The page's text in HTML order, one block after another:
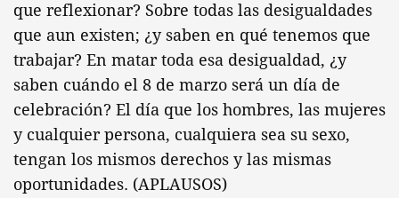
que reflexionar? Sobre todas las desigualdades
que aun existen; ¿y saben en qué tenemos que
trabajar? En matar toda esa desigualdad, ¿y
saben cuándo el 8 de marzo será un día de
celebración? El día que los hombres, las mujeres
y cualquier persona, cualquiera sea su sexo,
tengan los mismos derechos y las mismas
oportunidades. (APLAUSOS)